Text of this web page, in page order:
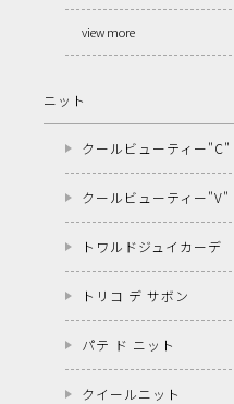
view more
ニット
クールビューティー"C"
クールビューティー"V"
トワルドジュイカーデ
トリコ デ サボン
パテ ド ニット
クイールニット